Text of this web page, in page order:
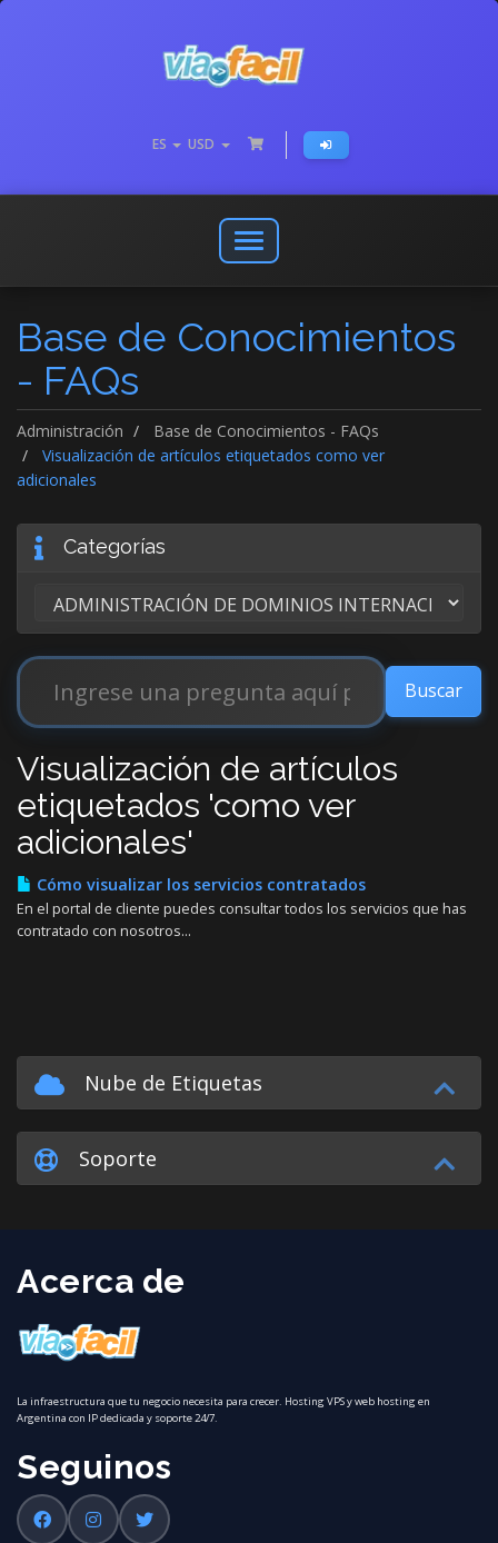
ES USD
Abrir
o
menú
de
Base de Conocimientos
- FAQs
Administración
Base de Conocimientos - FAQs
Visualización de artículos etiquetados como ver
adicionales
Categorías
Visualización de artículos
etiquetados 'como ver
adicionales'
Cómo visualizar los servicios contratados
En el portal de cliente puedes consultar todos los servicios que has
contratado con nosotros...
Nube de Etiquetas
Soporte
Acerca de
La infraestructura que tu negocio necesita para crecer. Hosting VPS y web hosting en
Argentina con IP dedicada y soporte 24/7.
Seguinos